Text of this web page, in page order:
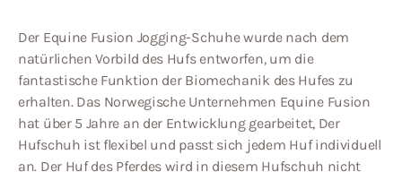
Der Equine Fusion Jogging-Schuhe wurde nach dem
natürlichen Vorbild des Hufs entworfen, um die
fantastische Funktion der Biomechanik des Hufes zu
erhalten. Das Norwegische Unternehmen Equine Fusion
hat über 5 Jahre an der Entwicklung gearbeitet, Der
Hufschuh ist flexibel und passt sich jedem Huf individuell
an. Der Huf des Pferdes wird in diesem Hufschuh nicht